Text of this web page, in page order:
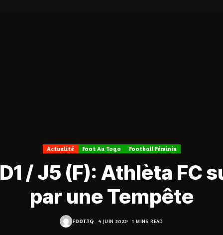
Actualité Foot Au Togo Football Féminin
/ J5 (F): Athlèta FC
par une Tempête
FOOT.TG 4 JUIN 2022 1 MINS READ